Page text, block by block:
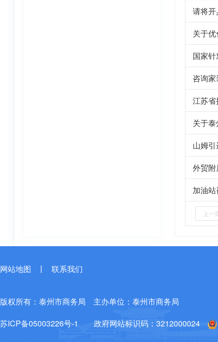
请将
关于
国家
咨询
江苏
关于
山姆
外贸
加油
上一
网站地图 丨 联系我们
版权所有：泰州市商务局
主办单位：泰州市商务局
苏ICP备05003226号-1
政府网站标识码：3212000024